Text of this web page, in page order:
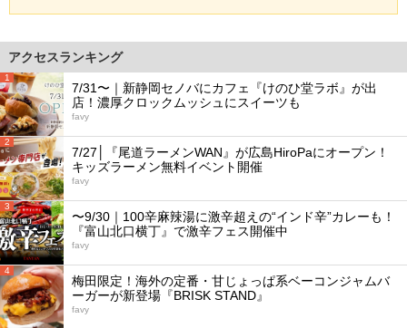
アクセスランキング
1
7/31〜｜新静岡セノバにカフェ『けのひ堂ラボ』が出
店！濃厚クロックムッシュにスイーツも
favy
2
7/27│『尾道ラーメンWAN』が広島HiroPaにオープン！
キッズラーメン無料イベント開催
favy
3
〜9/30｜100辛麻辣湯に激辛超えの“インド辛”カレーも！
『富山北口横丁』で激辛フェス開催中
favy
4
梅田限定！海外の定番・甘じょっぱ系ベーコンジャムバ
ーガーが新登場『BRISK STAND』
favy